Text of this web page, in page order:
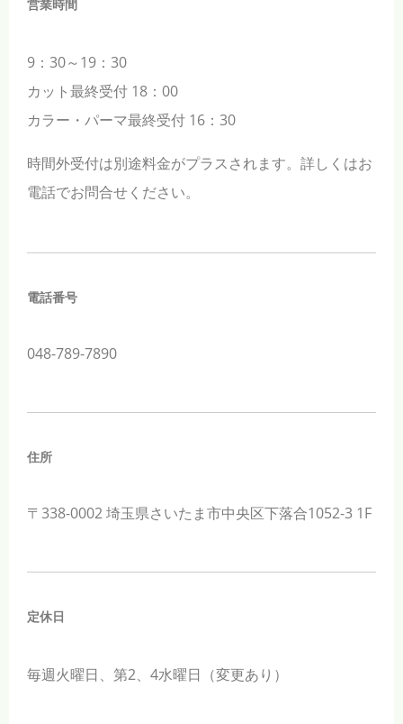
営業時間
9：30～19：30
カット最終受付 18：00
カラー・パーマ最終受付 16：30
時間外受付は別途料金がプラスされます。詳しくはお
電話でお問合せください。
電話番号
048-789-7890
住所
〒338-0002 埼玉県さいたま市中央区下落合1052-3 1F
定休日
毎週火曜日、第2、 4水曜日（変更あり）